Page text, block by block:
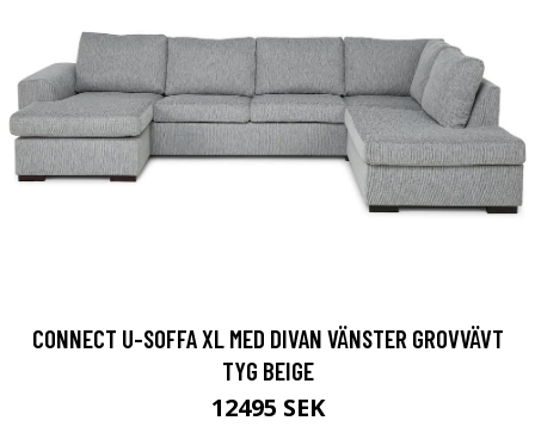
CONNECT U-SOFFA XL MED DIVAN VÄNSTER GROVVÄVT
TYG BEIGE
12495 SEK